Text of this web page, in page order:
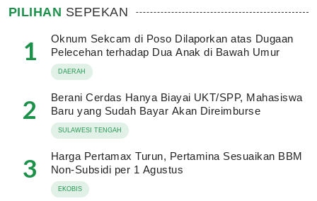
PILIHAN SEPEKAN
1
Oknum Sekcam di Poso Dilaporkan atas Dugaan
Pelecehan terhadap Dua Anak di Bawah Umur
DAERAH
2
Berani Cerdas Hanya Biayai UKT/SPP, Mahasiswa
Baru yang Sudah Bayar Akan Direimburse
SULAWESI TENGAH
3
Harga Pertamax Turun, Pertamina Sesuaikan BBM
Non-Subsidi per 1 Agustus
EKOBIS